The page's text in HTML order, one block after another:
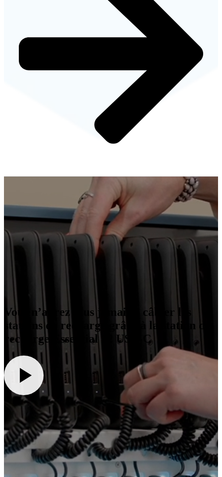
Vous n’aurez plus jamais à câbler les
stations de recharge grâce à la station de
recharge Essential 12 USB-C